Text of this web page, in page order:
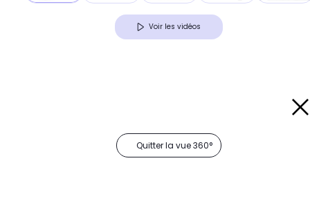
Voir les vidéos
Quitter la vue 360°